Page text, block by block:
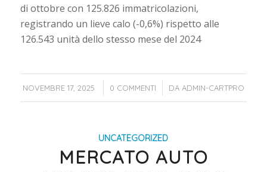
di ottobre con 125.826 immatricolazioni,
registrando un lieve calo (-0,6%) rispetto alle
126.543 unità dello stesso mese del 2024
NOVEMBRE 17, 2025
/ 0 COMMENTI
/ DA ADMIN-CARTPRO
UNCATEGORIZED
MERCATO AUTO